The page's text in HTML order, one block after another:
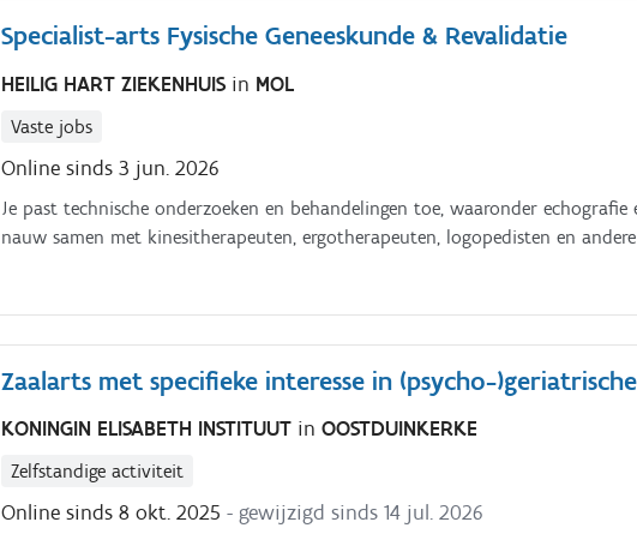
Specialist-arts Fysische Geneeskunde & Revalidatie
HEILIG HART ZIEKENHUIS in MOL
Vaste jobs
Online sinds 3 jun. 2026
Je past technische onderzoeken en behandelingen toe, waaronder echografie
nauw samen met kinesitherapeuten, ergotherapeuten, logopedisten en andere
Zaalarts met specifieke interesse in (psycho-
KONINGIN ELISABETH INSTITUUT inOOSTDUINKERKE
Zelfstandige activiteit
Online sinds 8 okt. 2025 - gewijzigd sinds 14 jul. 2026